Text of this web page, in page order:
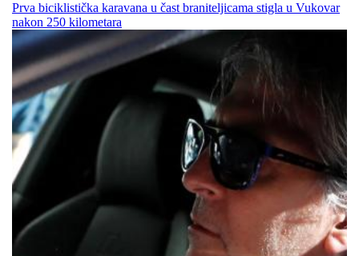
Prva biciklistička karavana u čast braniteljicama stigla u Vukovar
nakon 250 kilometara